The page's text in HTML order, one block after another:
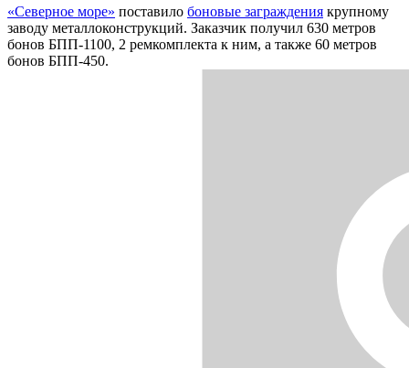
«Северное море» поставило боновые заграждения крупному
заводу металлоконструкций. Заказчик получил 630 метров
бонов БПП-1100, 2 ремкомплекта к ним, а также 60 метров
бонов БПП-450.